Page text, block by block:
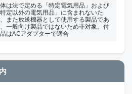
は法で定める「特定電気用品」および
特定以外の電気用品」に含まれないた
また放送機器として使用する製品であ
一般向け製品ではないため非対象。付
はACアダプターで適合